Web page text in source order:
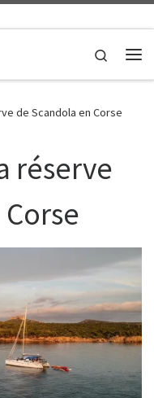
Search
de Scandola en Corse
réserve